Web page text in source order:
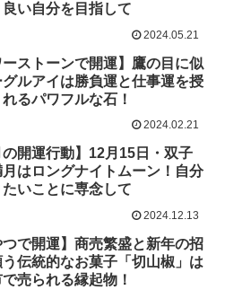
い自分を目指して
2024.05.21
ーストーンで開運】鷹の目に似
グルアイは勝負運と仕事運を授
るパワフルな石！
2024.02.21
の開運行動】12月15日・双子
月はロングナイトムーン！自分
いことに専念して
2024.12.13
つで開運】商売繁盛と新年の招
伝統的なお菓子「切山椒」は
売られる縁起物！